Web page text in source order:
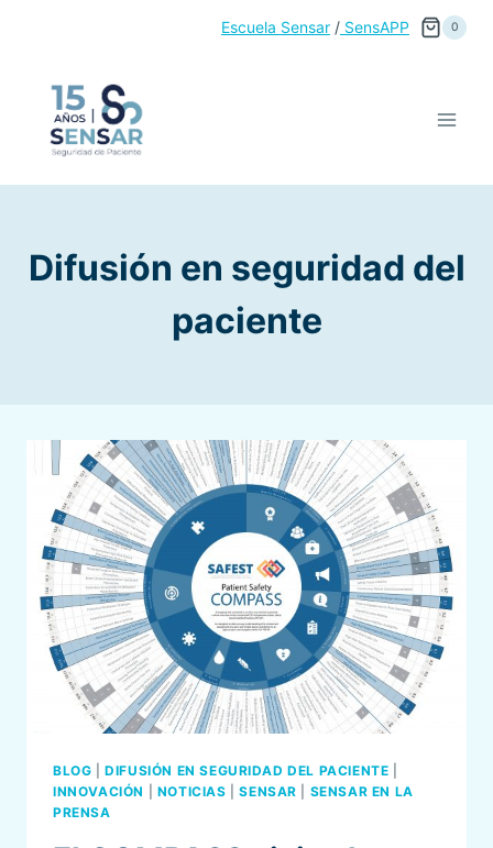
Escuela Sensar/SensAPP 0
Difusión en seguridad del
paciente
BLOG |DIFUSIÓN EN SEGURIDAD DEL PACIENTE
INNOVACIÓN
NOTICIAS |SENSAR
SENSAR EN LA
PRENSA